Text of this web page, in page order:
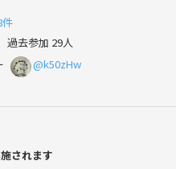
件
過去参加 29人
@k50zHw
されます